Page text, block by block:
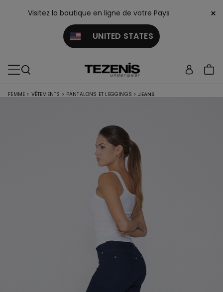
Visitez la boutique en ligne de votre Pays
UNITED STATES
×
FEMME > VÊTEMENTS > PANTALONS ET LEGGINGS > JEANS